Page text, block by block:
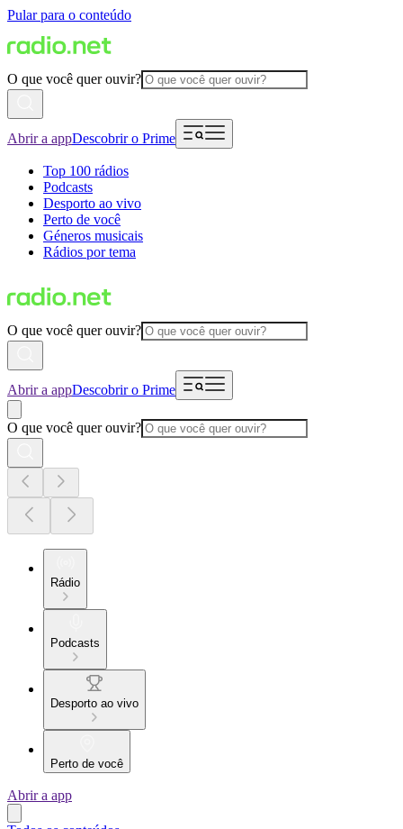
Pular para o conteúdo
O que você quer ouvir?
Abrir a appDescobrir o Prime
Top 100 rádios
Podcasts
Desporto ao vivo
Perto de você
Géneros musicais
Rádios por tema
O que você quer ouvir?
Abrir a appDescobrir o Prime
O que você quer ouvir?
Rádio
Podcasts
Desporto ao vivo
Perto de você
Abrir a app